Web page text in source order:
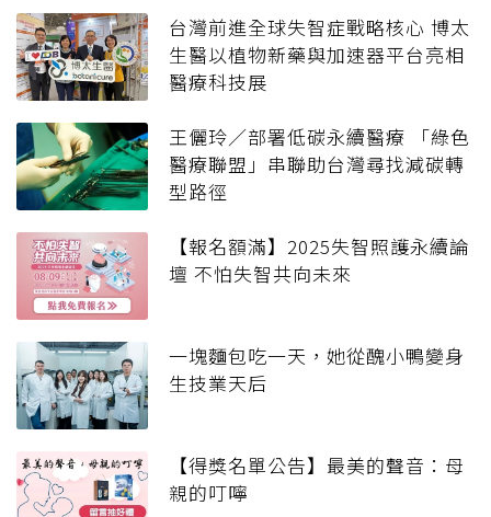
台灣前進全球失智症戰略核心 博太
生醫以植物新藥與加速器平台亮相
醫療科技展
王儷玲／部署低碳永續醫療 「綠色
醫療聯盟」串聯助台灣尋找減碳轉
型路徑
【報名額滿】2025失智照護永續論
壇 不怕失智共向未來
一塊麵包吃一天，她從醜小鴨變身
生技業天后
【得獎名單公告】最美的聲音：母
親的叮嚀